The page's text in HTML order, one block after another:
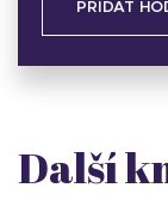
PŘIDAT
Další